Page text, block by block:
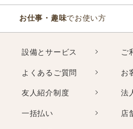
お仕事・趣味でお使い方
設備とサービス
よくあるご質問
友人紹介制度
一括払い
ご
お
法
店